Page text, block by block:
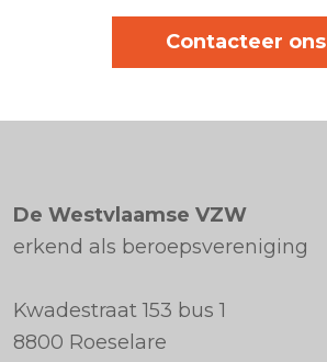
Contacteer ons
De Westvlaamse VZW
erkend als beroepsvereniging
Kwadestraat 153 bus 1
8800 Roeselare